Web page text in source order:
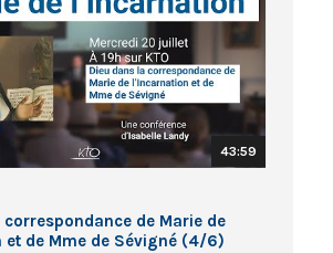
43:59
correspondance de Marie de
et de Mme de Sévigné (4/6)